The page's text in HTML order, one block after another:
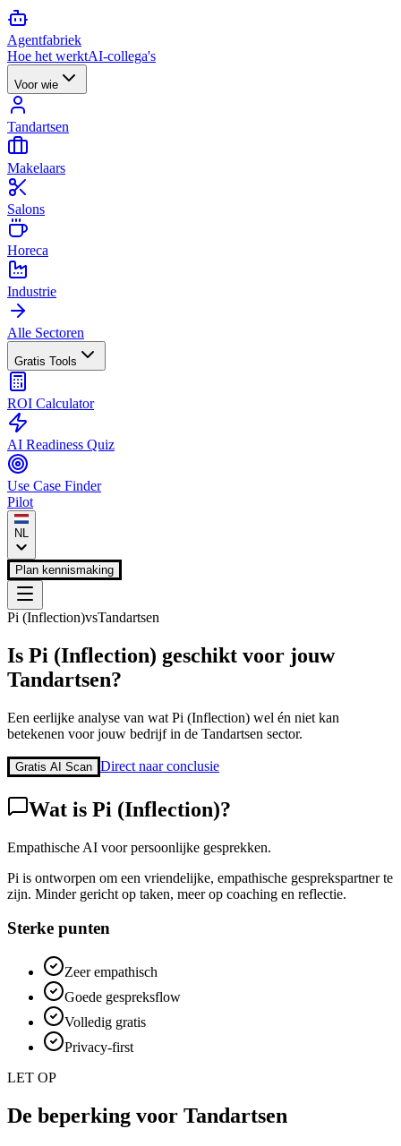
Agentfabriek
Hoe het werktAI-collega's
Voor wie
Tandartsen
Makelaars
Salons
Horeca
Industrie
Alle Sectoren
Gratis Tools
ROI Calculator
AI Readiness Quiz
Use Case Finder
Pilot
NL
Plan kennismaking
Pi (Inflection)vsTandartsen
Is Pi (Inflection) geschikt voor jouw
Tandartsen?
Een eerlijke analyse van wat Pi (Inflection) wel én niet kan
betekenen voor jouw bedrijf in de Tandartsen sector.
Gratis AI Scan Direct naar conclusie
Wat is Pi (Inflection)?
Empathische AI voor persoonlijke gesprekken.
Pi is ontworpen om een vriendelijke, empathische gesprekspartner te
zijn. Minder gericht op taken, meer op coaching en reflectie.
Sterke punten
Zeer empathisch
Goede gespreksflow
Volledig gratis
Privacy-first
LET OP
De beperking voor Tandartsen